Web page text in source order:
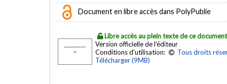
Document en libre accès dans PolyPublie
Libre accès au plein texte de ce document
Version officielle de l'éditeur
Conditions d'utilisation:
Tous droits
Télécharger (9MB)